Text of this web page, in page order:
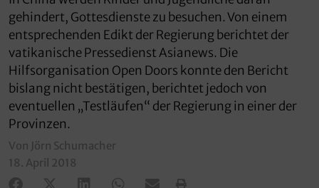
gehindert, Gottesdienste zu besuchen. Von einem
entsprechenden Edikt der Regierung berichtet der
vatikanische Pressedienst Asianews. Die
Hilfsorganisation Open Doors konnte den Bericht
bislang nicht bestätigen, berichtet jedoch von
eventuellen „Testläufen“ der Regierung in einer der
Provinzen.
Von Jörn Schumacher
18. April 2018